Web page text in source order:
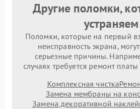
Другие поломки,
устраняем
Поломки, которые на первый
неисправность экрана,
серьезные причины.
случаях требуется ремонт
Комплексная чистка
Замена мембраны на
Замена декоративной